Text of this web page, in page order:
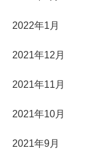
2022年1月
2021年12月
2021年11月
2021年10月
2021年9月